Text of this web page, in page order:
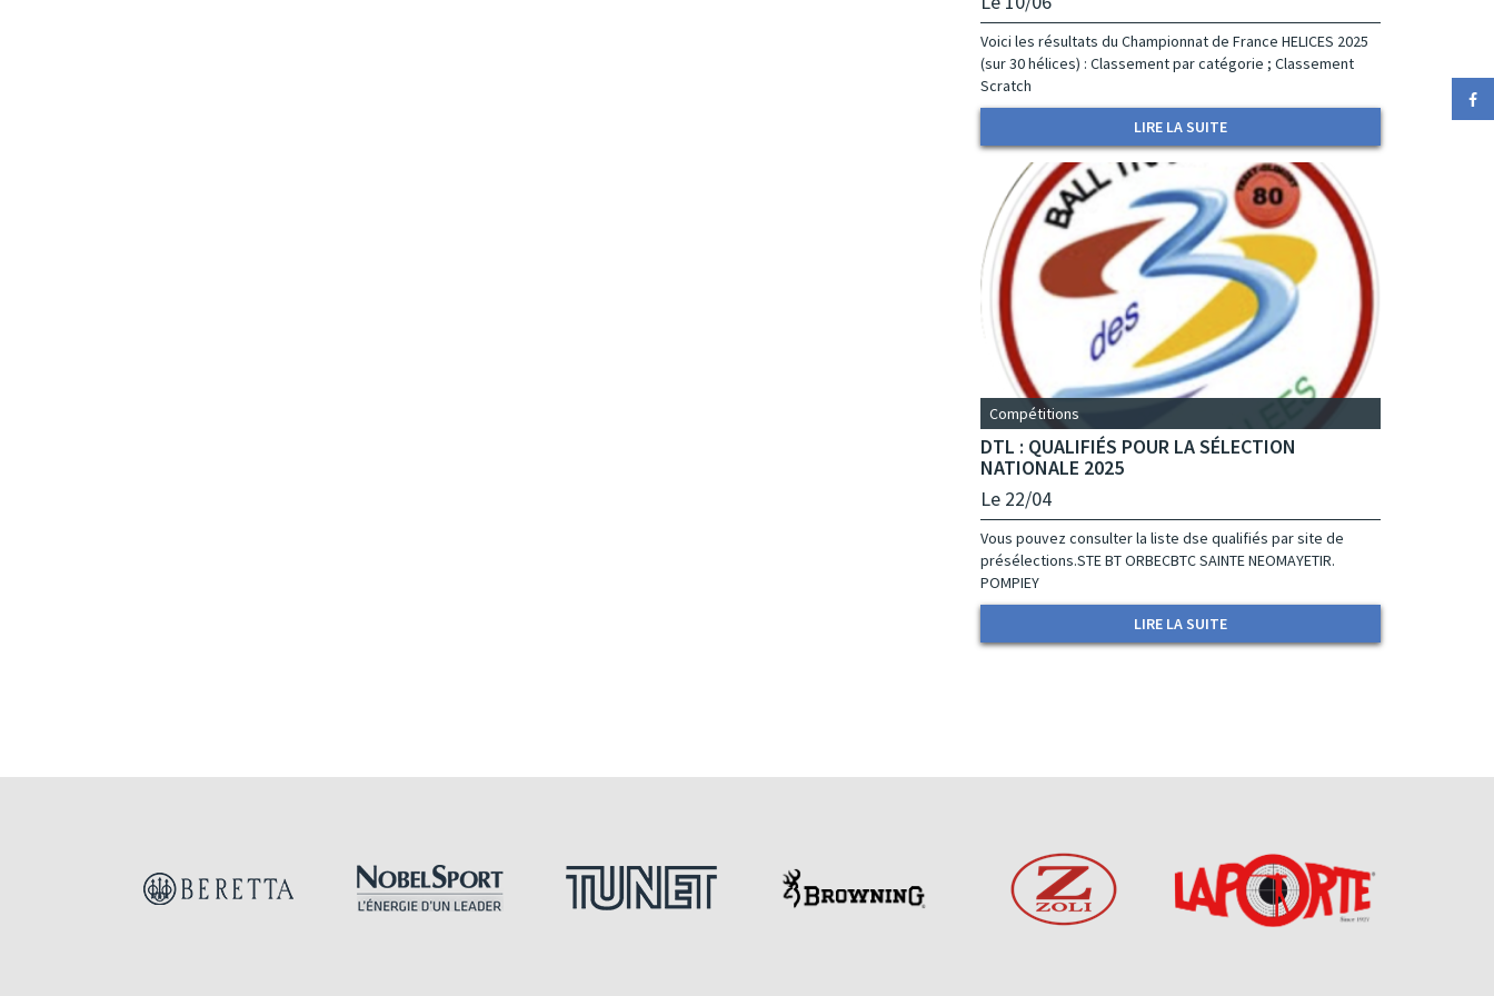
Voici les résultats du Championnat de France HELICES 2025
(sur 30 hélices) : Classement par catégorie ; Classement
Scratch
LIRE LA SUITE
Compétitions
DTL : QUALIFIÉS POUR LA SÉLECTION
NATIONALE 2025
Le 22/04
Vous pouvez consulter la liste dse qualifiés par site de
présélections.STE BT ORBECBTC SAINTE NEOMAYETIR.
POMPIEY
LIRE LA SUITE